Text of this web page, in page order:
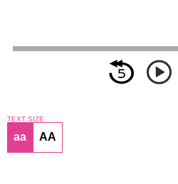
TEXT SIZE
aa AA